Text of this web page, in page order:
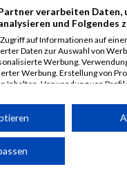
Event 2004
verarbeiten Daten,
und Folgendes
auf Informationen auf
Daten zur Auswahl von
Werbung.
Werbung. Erstellung von
Inhalten. Verwendung von
Analyse von Zielgruppen
aus verschiedenen
der Europäischen Union